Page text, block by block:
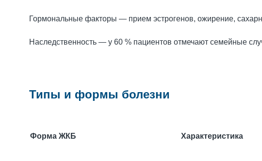
Гормональные факторы — прием эстрогенов, ожирение,
Наследственность — у 60 % пациентов отмечают семейные
Типы и формы болезни
Форма ЖКБ Характеристика